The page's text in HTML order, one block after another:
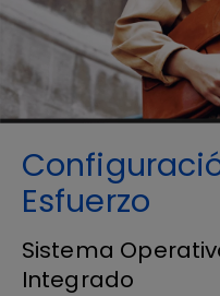
Esfuerzo
Sistema
Integrado